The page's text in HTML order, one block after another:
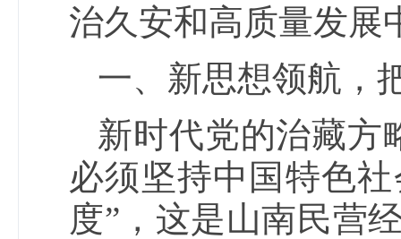
治久安和高质量发展
一、新思想领航，
新时代党的治藏方
必须坚持中国特色
度”，这是山南民营